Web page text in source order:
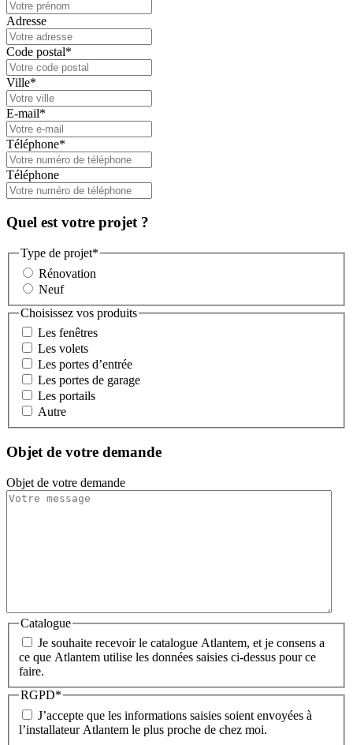
Adresse
Code postal*
Ville*
E-mail*
Téléphone*
Téléphone
Quel est votre projet ?
Type de projet*
Rénovation
Neuf
Choisissez vos produits
Les fenêtres
Les volets
Les portes d’entrée
Les portes de garage
Les portails
Autre
Objet de votre demande
Objet de votre demande
Catalogue
Je souhaite recevoir le catalogue Atlantem, et je consens a
ce que Atlantem utilise les données saisies ci-dessus pour ce
faire.
RGPD*
J’accepte que les informations saisies soient envoyées à
l’installateur Atlantem le plus proche de chez moi.